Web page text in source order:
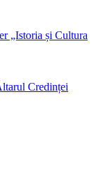
„Istoria și Cultura